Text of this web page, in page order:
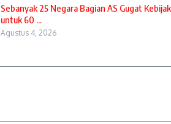
Sebanyak 25 Negara Bagian AS Gugat
untuk 60 ...
Agustus 4, 2026